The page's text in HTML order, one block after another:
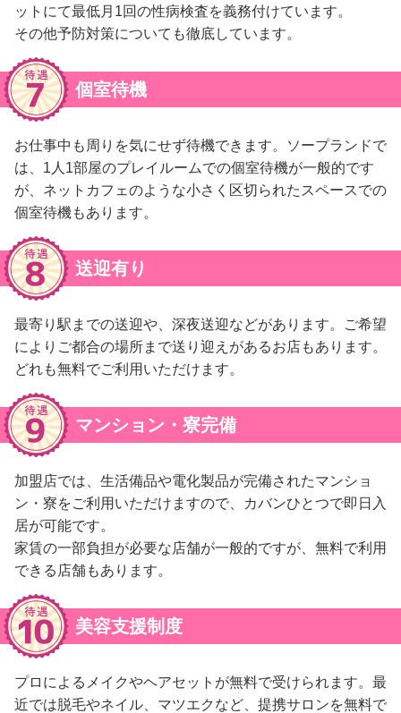
ットにて最低月1回の性病検査を義務付けています。
その他予防対策についても徹底しています。
個室待機
お仕事中も周りを気にせず待機できます。ソープランドで
は、1人1部屋のプレイルームでの個室待機が一般的です
が、ネットカフェのような小さく区切られたスペースでの
個室待機もあります。
送迎有り
最寄り駅までの送迎や、深夜送迎などがあります。ご希望
によりご都合の場所まで送り迎えがあるお店もあります。
どれも無料でご利用いただけます。
マンション・寮完備
加盟店では、生活備品や電化製品が完備されたマンショ
ン・寮をご利用いただけますので、カバンひとつで即日入
居が可能です。
家賃の一部負担が必要な店舗が一般的ですが、無料で利用
できる店舗もあります。
美容支援制度
プロによるメイクやヘアセットが無料で受けられます。最
近では脱毛やネイル、マツエクなど、提携サロンを無料で